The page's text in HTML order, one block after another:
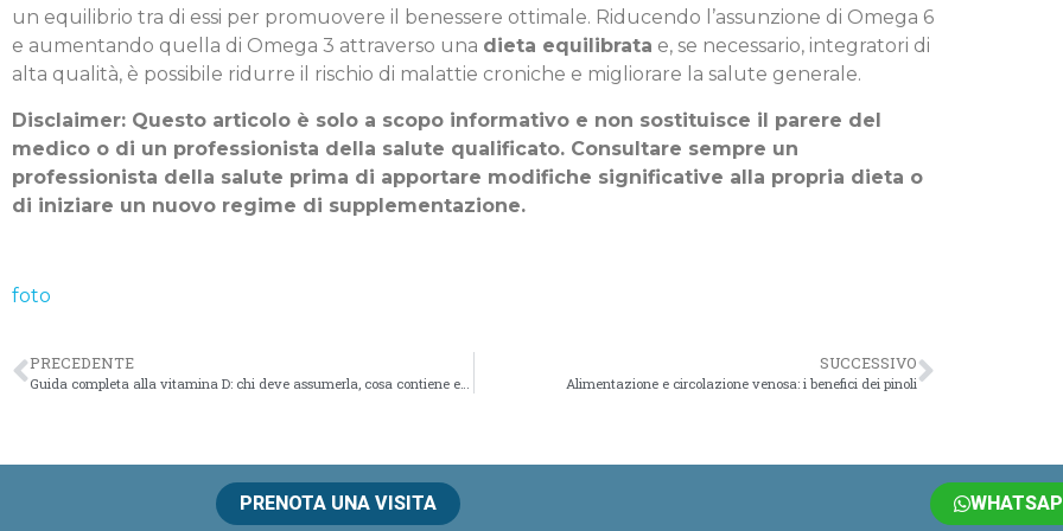
un equilibrio tra di essi per promuovere il benessere ottimale. Riducendo l’assunzione di Omega 6
e aumentando quella di Omega 3 attraverso una dieta equilibrata e, se necessario, integratori di
alta qualità, è possibile ridurre il rischio di malattie croniche e migliorare la salute generale.
Disclaimer: Questo articolo è solo a scopo informativo e non sostituisce il parere del
medico o di un professionista della salute qualificato. Consultare sempre un
professionista della salute prima di apportare modifiche significative alla propria dieta o
di iniziare un nuovo regime di supplementazione.
foto
PRECEDENTE SUCCESSIVO
Alimentazione e circolazione venosa: i benefici dei pinoli
PRENOTA UNA VISITA